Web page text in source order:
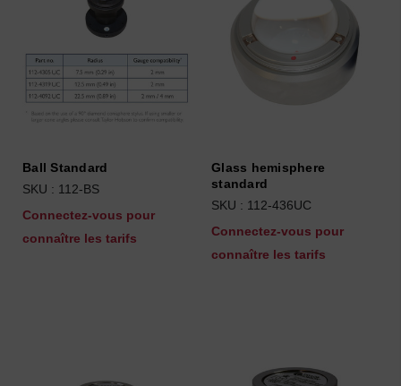
Ball Standard
SKU : 112-BS
Connectez-vous pour
connaître les tarifs
Glass hemisphere
standard
SKU : 112-436UC
Connectez-vous pour
connaître les tarifs